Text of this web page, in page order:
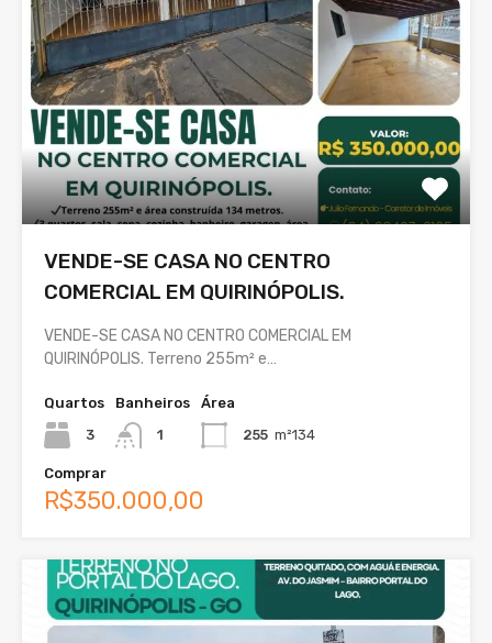
VENDE-SE CASA NO CENTRO
COMERCIAL EM QUIRINÓPOLIS.
VENDE-SE CASA NO CENTRO COMERCIAL EM
QUIRINÓPOLIS. Terreno 255m² e…
Quartos
3
Banheiros
1
Área
255 m²134
Comprar
R$350.000,00